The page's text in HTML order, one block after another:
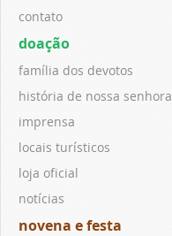
contato
doação
família dos devotos
história de nossa senhora
imprensa
locais turísticos
loja oficial
notícias
novena e festa